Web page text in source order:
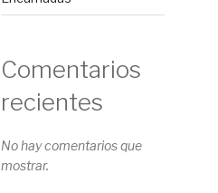
Comentarios
recientes
No hay comentarios que
mostrar.